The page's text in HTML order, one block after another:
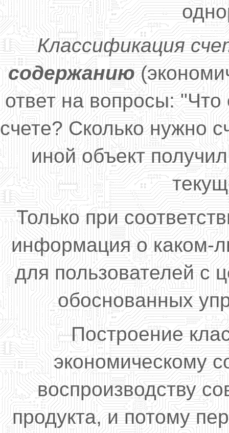
Классификация
содержанию
ответ на вопросы:
счете? Сколько нужно
иной объект
Только при
информация о каком-
для пользователей с
обоснованных
Построение
экономическому
воспроизводству
продукта, и потому